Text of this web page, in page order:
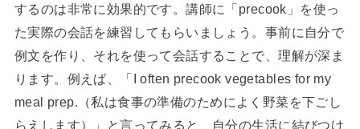
するのは非常に効果的です。講師に「precook」を使っ
た実際の会話を練習してもらいましょう。事前に自分で
例文を作り、それを使って会話することで、理解が深ま
ります。例えば、「I often precook vegetables for my
meal prep.（私は食事の準備のためによく野菜を下ごし
らえします）」と言ってみると、自分の生活に結びつけ